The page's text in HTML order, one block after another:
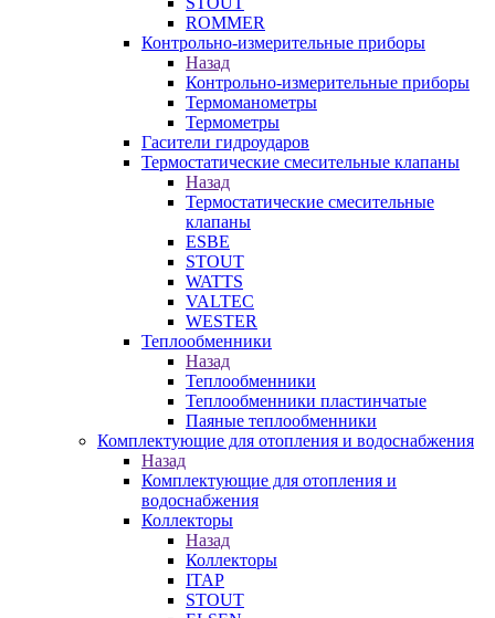
ROMMER
Контрольно-измерительные приборы
Назад
Контрольно-измерительные приборы
Термоманометры
Термометры
Гасители гидроударов
Термостатические смесительные клапаны
Назад
Термостатические смесительные
клапаны
ESBE
STOUT
WATTS
VALTEC
WESTER
Теплообменники
Назад
Теплообменники
Теплообменники пластинчатые
Паяные теплообменники
Комплектующие для отопления и водоснабжения
Назад
Комплектующие для отопления и
водоснабжения
Коллекторы
Назад
Коллекторы
ITAP
STOUT